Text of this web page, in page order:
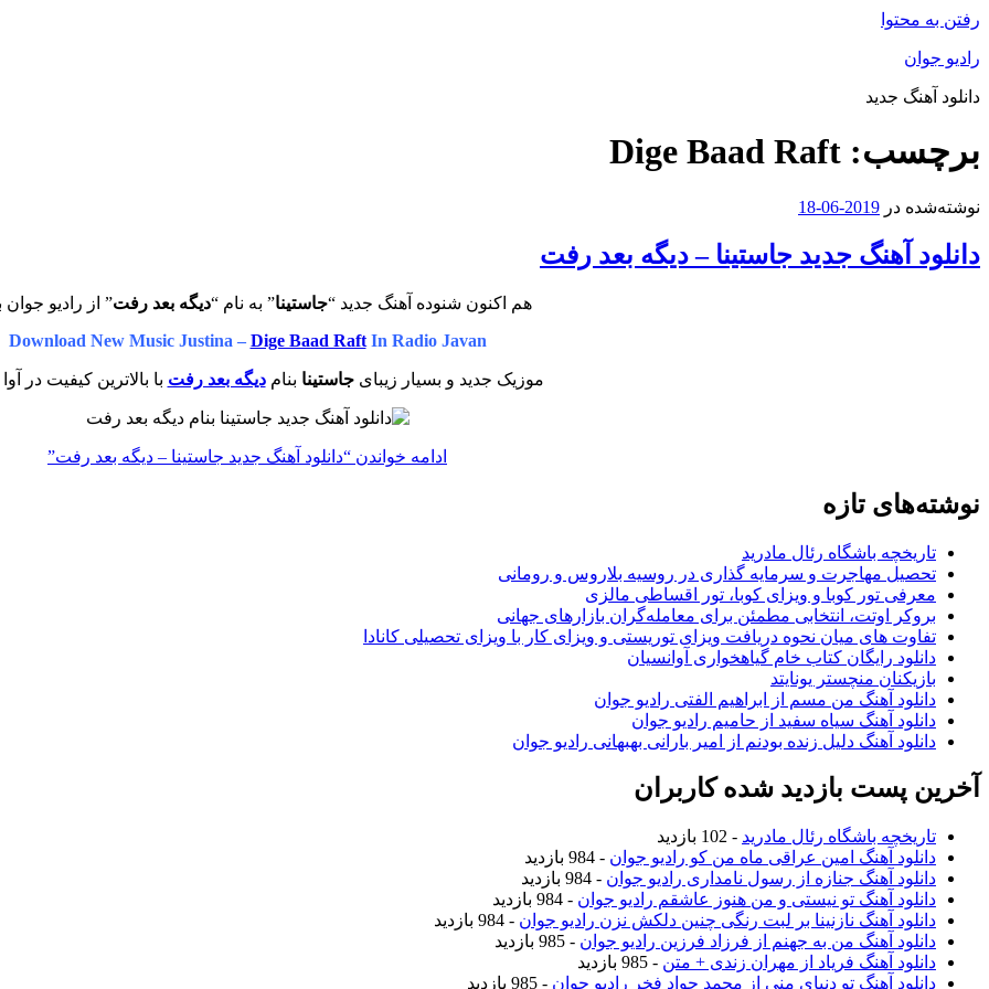
رفتن به محتوا
رادیو جوان
دانلود آهنگ جدید
برچسب: Dige Baad Raft
نوشته‌شده در 2019-06-18
دانلود آهنگ جدید جاستینا – دیگه بعد رفت
هم اکنون شنوده آهنگ جدید “جاستینا” به نام “دیگه بعد رفت” از رادیو جوان
Download New Music Justina – Dige Baad RaftIn Radio Javan
موزیک جدید و بسیار زیبایجاستینا بنام دیگه بعد رفت با بالاترین کیفیت در
ادامه خواندن “دانلود آهنگ جدید جاستینا – دیگه بعد رفت”
نوشته‌های تازه
تاریخچه باشگاه رئال مادرید
تحصیل مهاجرت و سرمایه گذاری در روسیه بلاروس و رومانی
معرفی تور کوبا و ویزای کوبا، تور اقساطی مالزی
بروکر اوتت، انتخابی مطمئن برای معامله‌گران بازارهای جهانی
تفاوت های میان نحوه دریافت ویزای توریستی و ویزای کار با ویزای تحصیلی کانادا
دانلود رایگان کتاب خام گیاهخواری آوانسیان
بازیکنان منچستر یونایتد
دانلود آهنگ من مسم از ابراهیم الفتی رادیو جوان
دانلود آهنگ سیاه سفید از حامیم رادیو جوان
دانلود آهنگ دلیل زنده بودنم از امیر بارانی بهبهانی رادیو جوان
آخرین پست بازدید شده کاربران
تاریخچه باشگاه رئال مادرید - 102 بازدید
دانلود آهنگ امین عراقی ماه من کو رادیو جوان - 984 بازدید
دانلود آهنگ جنازه از رسول نامداری رادیو جوان - 984 بازدید
دانلود آهنگ تو نیستی و من هنوز عاشقم رادیو جوان - 984 بازدید
دانلود آهنگ نازنینا بر لبت رنگی چنین دلکش نزن رادیو جوان - 984 بازدید
دانلود آهنگ من به جهنم از فرزاد فرزین رادیو جوان - 985 بازدید
دانلود آهنگ فریاد از مهران زندی + متن - 985 بازدید
دانلود آهنگ تو دنیای منی از محمد جواد فخر رادیو جوان - 985 بازدید